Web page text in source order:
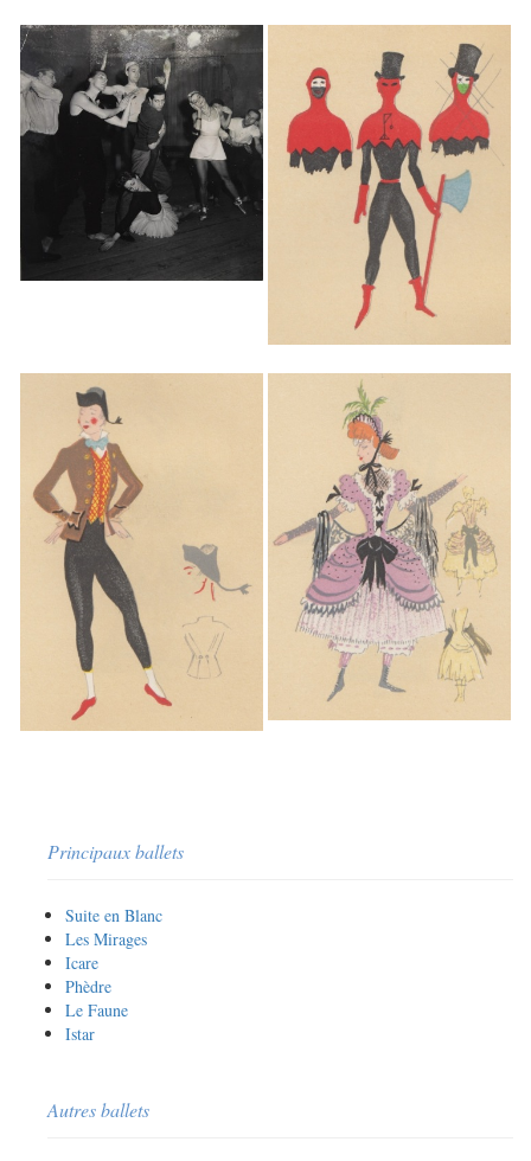
Principaux ballets
Suite en Blanc
Les Mirages
Icare
Phèdre
Le Faune
Istar
Autres ballets